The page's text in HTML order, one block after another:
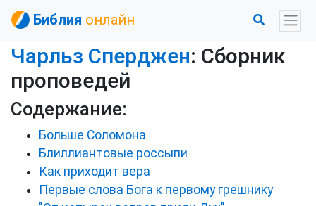
Библия онлайн
Чарльз Сперджен: Сборник
проповедей
Содержание:
Больше Соломона
Блиллиантовые россыпи
Как приходит вера
Первые слова Бога к первому грешнику